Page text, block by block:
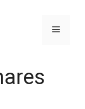
MENÚ